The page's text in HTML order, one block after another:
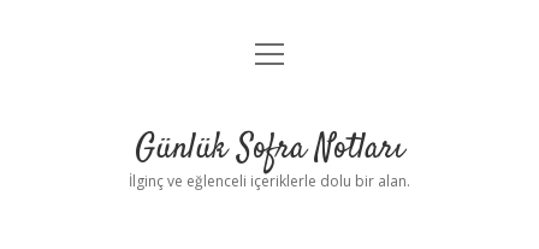
Anasayfa
Yasal Uyarı
menüyü
Günlük Sofra Notları
İlginç ve eğlenceli içeriklerle dolu bir alan.